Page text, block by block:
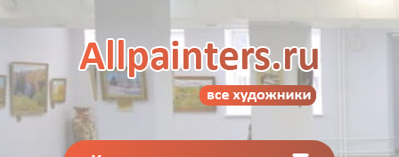
Картины классиков
и современников